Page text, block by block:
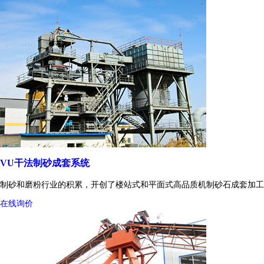
VU干法制砂成套系统
制砂和磨粉行业的积累，开创了楼站式和平面式高品质机制砂石成套加
在线询价